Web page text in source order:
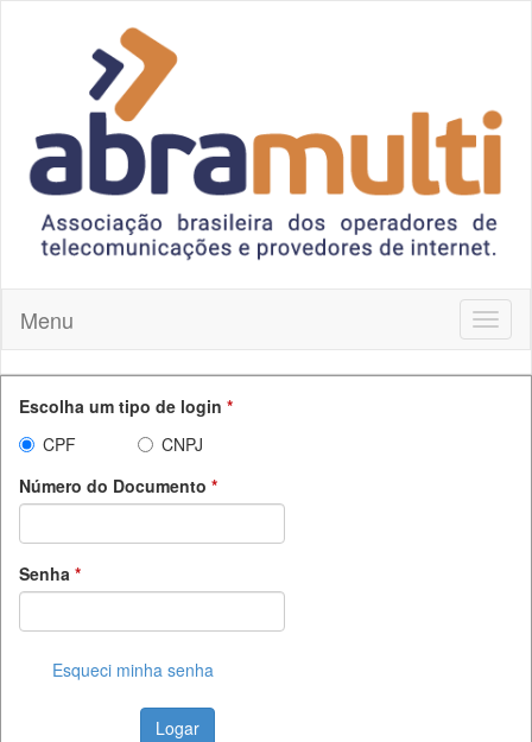
Menu
Escolha um tipo de login *
CPF
CNPJ
Número do Documento *
Senha *
Esqueci minha senha
Logar